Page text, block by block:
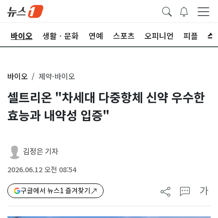
바이오 생활ㆍ문화 연예 스포츠 오피니언 피플
바이오 제약·바이오
셀트리온 "차세대 다중항체 신약 우수한
효능과 내약성 입증"
김정은 기자
2026.06.12 오전 08:54
구글에서 뉴스1 즐겨찾기 가